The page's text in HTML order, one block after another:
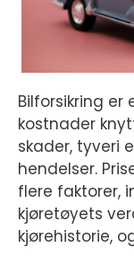
Bilforsikring er
kostnader
skader, tyveri
hendelser.
flere faktorer,
kjøretøyets
kjørehistorie,